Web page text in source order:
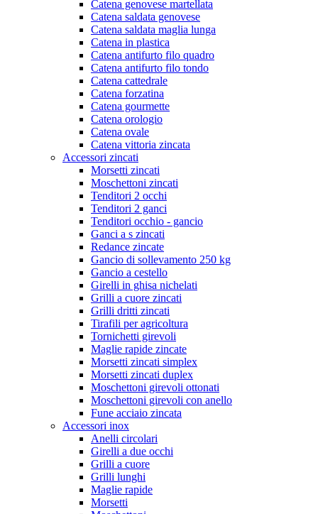
Catena genovese martellata
Catena saldata genovese
Catena saldata maglia lunga
Catena in plastica
Catena antifurto filo quadro
Catena antifurto filo tondo
Catena cattedrale
Catena forzatina
Catena gourmette
Catena orologio
Catena ovale
Catena vittoria zincata
Accessori zincati
Morsetti zincati
Moschettoni zincati
Tenditori 2 occhi
Tenditori 2 ganci
Tenditori occhio - gancio
Ganci a s zincati
Redance zincate
Gancio di sollevamento 250 kg
Gancio a cestello
Girelli in ghisa nichelati
Grilli a cuore zincati
Grilli dritti zincati
Tirafili per agricoltura
Tornichetti girevoli
Maglie rapide zincate
Morsetti zincati simplex
Morsetti zincati duplex
Moschettoni girevoli ottonati
Moschettoni girevoli con anello
Fune acciaio zincata
Accessori inox
Anelli circolari
Girelli a due occhi
Grilli a cuore
Grilli lunghi
Maglie rapide
Morsetti